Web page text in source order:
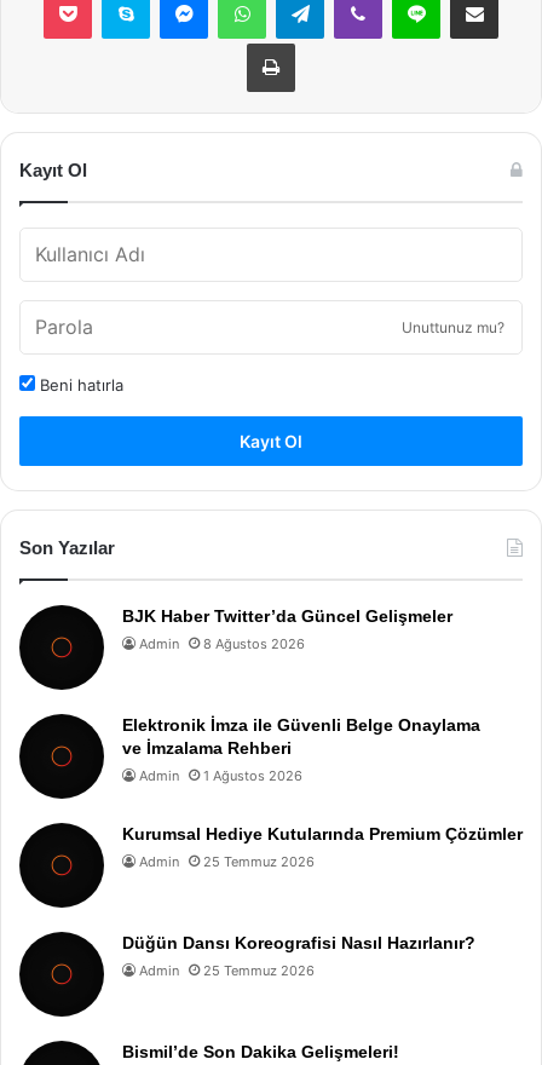
Yazdır
Kayıt Ol
Unuttunuz mu?
Beni hatırla
Kayıt Ol
Son Yazılar
BJK Haber Twitter’da Güncel Gelişmeler
Admin 8 Ağustos 2026
Elektronik İmza ile Güvenli Belge Onaylama
ve İmzalama Rehberi
Admin 1 Ağustos 2026
Kurumsal Hediye Kutularında Premium Çözümler
Admin 25 Temmuz 2026
Düğün Dansı Koreografisi Nasıl Hazırlanır?
Admin 25 Temmuz 2026
Bismil’de Son Dakika Gelişmeleri!